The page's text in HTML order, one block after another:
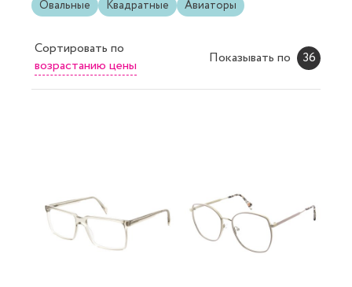
Овальные
Квадратные Авиаторы
Сортировать по
возрастанию цены
Показывать по 36